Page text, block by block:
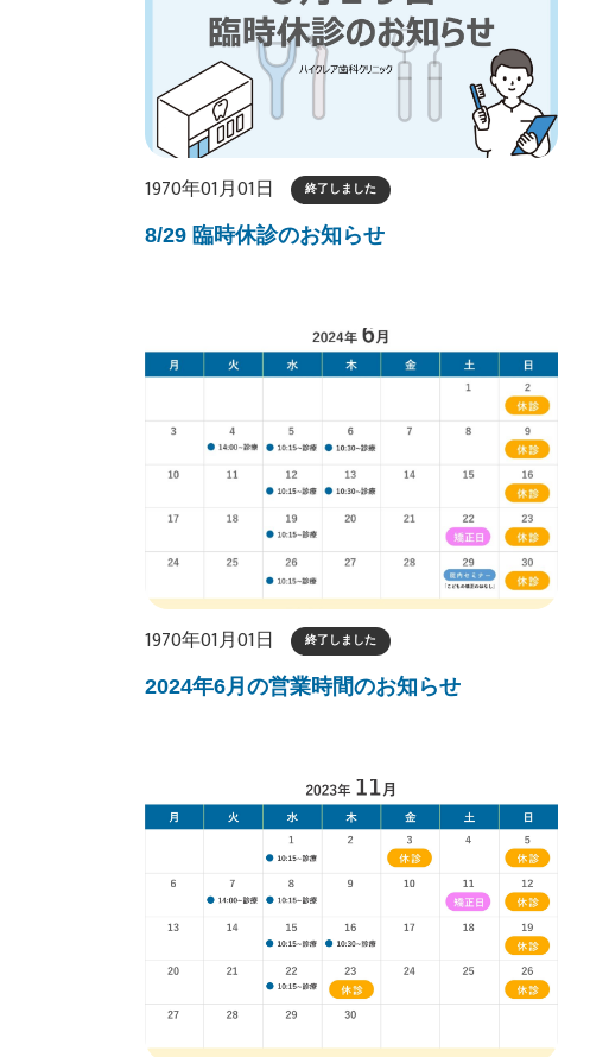
1970年01月01日 終了しました
8/29 臨時休診のお知らせ
1970年01月01日 終了しました
2024年6月の営業時間のお知らせ